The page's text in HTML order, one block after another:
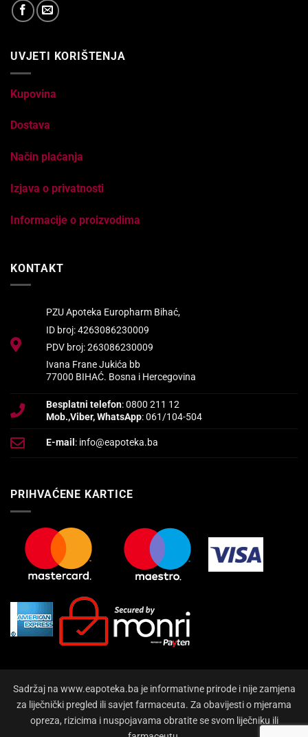
UVJETI KORIŠTENJA
Kupovina
Dostava
Način plaćanja
Izjava o privatnosti
Informacije o proizvodima
KONTAKT
PZU Apoteka Europharm Bihać,
ID broj: 4263086230009
PDV broj: 263086230009
Ivana Frane Jukića bb
77000 BIHAĆ. Bosna i Hercegovina
Besplatni telefon: 0800 211 12
Mob.,Viber, WhatsApp: 061/104-504
E-mail : info@eapoteka.ba
PRIHVAĆENE KARTICE
Sadržaj na www.eapoteka.ba je informativne prirode i nije zamjena
za liječnički pregled ili savjet farmaceuta. Za obavijesti o mjerama
opreza, rizicima i nuspojavama obratite se svom liječniku ili